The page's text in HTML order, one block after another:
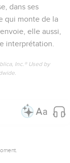
dans ses
qui monte de la
elle aussi,
interprétation.
Inc.® Used by